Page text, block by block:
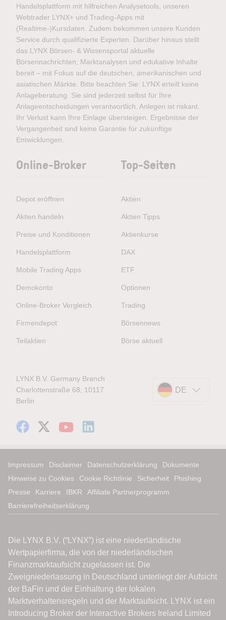
Handelsplattform mit hilfreichen Analysetools, unseren
Webtrader LYNX+ und Trading-Apps mit
(Realtime-)Kursdaten. Zudem bekommen unsere Kunden
Service durch qualifizierte Experten. Darüber hinaus stellt
das LYNX Börsen- & Wissensportal aktuelle
Börsennachrichten, Marktanalysen und edukative Inhalte
bereit – mit Fokus auf die deutschen, amerikanischen und
asiatischen Märkte. Bitte beachten Sie: LYNX erteilt keine
Anlageberatung. Sie sind jederzeit selbst für Ihre
Anlageentscheidungen verantwortlich. Anlegen ist riskant.
Ihr Verlust kann Ihre Einlage übersteigen. Ergebnisse der
Vergangenheit sind keine Garantie für zukünftige
Entwicklungen.
Online-Broker
Depot eröffnen
Aktien handeln
Preise und Konditionen
Handelsplattform
Mobile Trading Apps
Demokonto
Online-Broker Vergleich
Firmendepot
Teilaktien
Top-Seiten
Aktien
Aktien Tipps
Aktienkurse
DAX
ETF
Optionen
Trading
Börsennews
Börse aktuell
LYNX B.V. Germany Branch
Charlottenstraße 68, 10117
Berlin
DE
Impressum Disclaimer Datenschutzerklärung
Dokumente
Hinweise zu Cookies
Cookie Richtlinie Sicherheit
Phishing
Presse
Karriere IBKR
Affiliate Partnerprogramm
Barrierefreiheitserklärung